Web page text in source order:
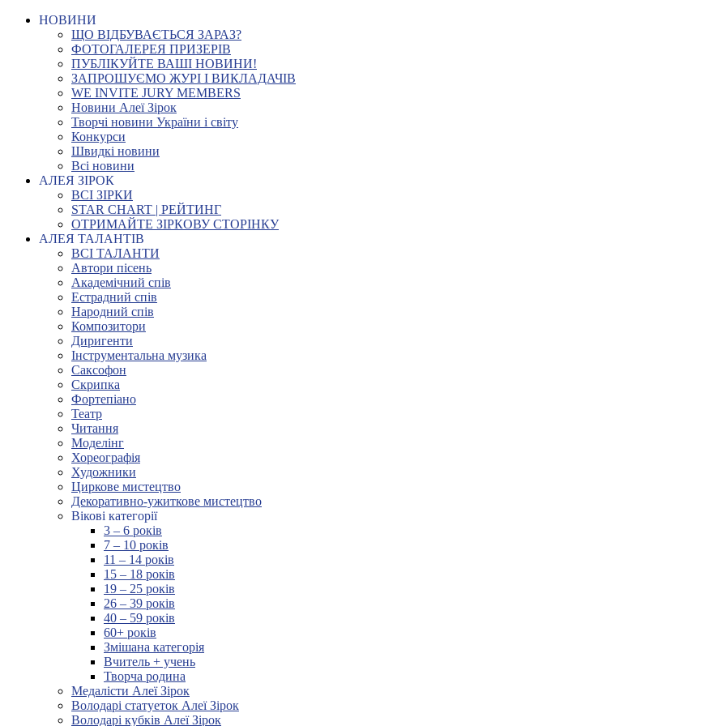
НОВИНИ
ЩО ВІДБУВАЄТЬСЯ ЗАРАЗ?
ФОТОГАЛЕРЕЯ ПРИЗЕРІВ
ПУБЛІКУЙТЕ ВАШІ НОВИНИ!
ЗАПРОШУЄМО ЖУРІ І ВИКЛАДАЧІВ
WE INVITE JURY MEMBERS
Новини Алеї Зірок
Творчі новини України і світу
Конкурси
Швидкі новини
Всі новини
АЛЕЯ ЗІРОК
ВСІ ЗІРКИ
STAR CHART | РЕЙТИНГ
ОТРИМАЙТЕ ЗІРКОВУ СТОРІНКУ
АЛЕЯ ТАЛАНТІВ
ВСІ ТАЛАНТИ
Автори пісень
Академічний спів
Естрадний спів
Народний спів
Композитори
Диригенти
Інструментальна музика
Саксофон
Скрипка
Фортепіано
Театр
Читання
Моделінг
Хореографія
Художники
Циркове мистецтво
Декоративно-ужиткове мистецтво
Вікові категорії
3 – 6 років
7 – 10 років
11 – 14 років
15 – 18 років
19 – 25 років
26 – 39 років
40 – 59 років
60+ років
Змішана категорія
Вчитель + учень
Творча родина
Медалісти Алеї Зірок
Володарі статуеток Алеї Зірок
Володарі кубків Алеї Зірок